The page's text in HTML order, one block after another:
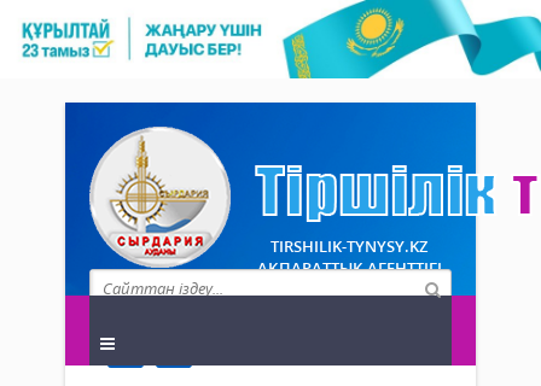
TIRSHILIK-TYNYSY.KZ
АҚПАРАТТЫҚ АГЕНТТІГІ